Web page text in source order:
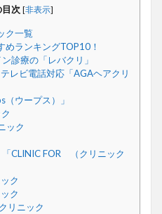
目次 [非表示]
ク一覧
めランキングTOP10！
診療の「レバクリ」
レビ電話対応「AGAヘアクリ
ウープス）」
ック
CLINIC FOR （クリニック
ク
ク
リニック